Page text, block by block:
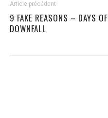
Article précédent
9 FAKE REASONS – DAYS OF
DOWNFALL